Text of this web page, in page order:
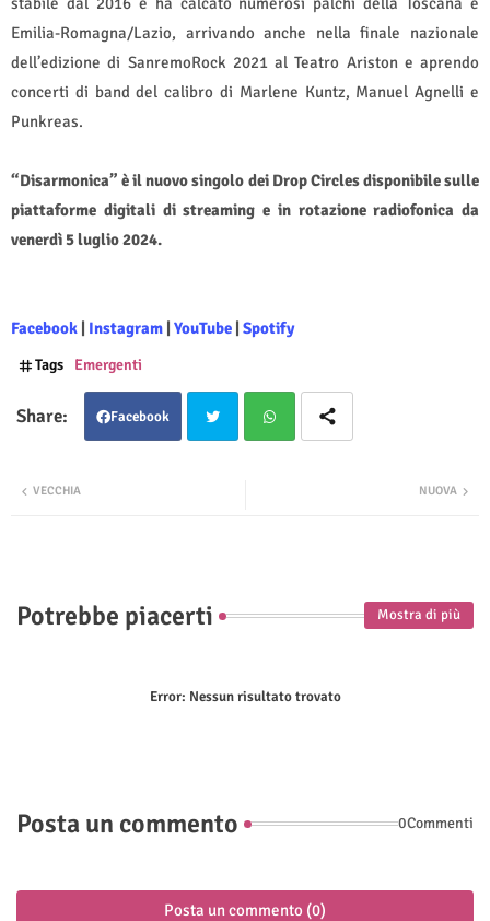
Emilia-Romagna/Lazio, arrivando anche nella finale nazionale
dell’edizione di SanremoRock 2021 al Teatro Ariston e aprendo
concerti di band del calibro di Marlene Kuntz, Manuel Agnelli e
Punkreas.
“Disarmonica” è il nuovo singolo dei Drop Circles disponibile sulle
piattaforme digitali di streaming e in rotazione radiofonica da
venerdì 5 luglio 2024.
Facebook | Instagram | YouTube | Spotify
Tags Emergenti
Facebook
NUOVA
VECCHIA
Potrebbe piacerti Mostra di più
Error: Nessun risultato trovato
Posta un commento 0Commenti
Posta un commento (0)